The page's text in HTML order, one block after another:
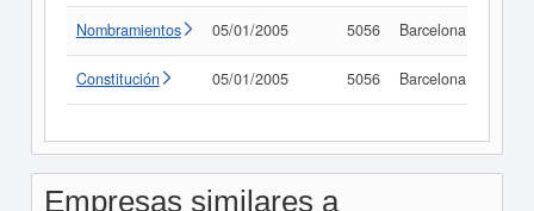
Nombramientos 05/01/2005 5056 Barcelona
Constitución 05/01/2005 5056 Barcelona
Empresas similares a